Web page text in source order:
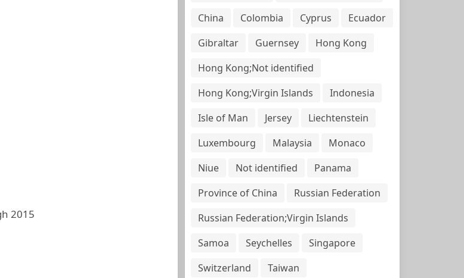
2015
China
Colombia Cyprus
Ecuador
Gibraltar
Guernsey
Hong Kong
Hong Kong;Not identified
Hong Kong;Virgin Islands
Indonesia
Isle of Man
Jersey
Liechtenstein
Luxembourg
Malaysia
Monaco
Niue
Not identified
Panama
Province of China
Russian Federation
Russian Federation;Virgin Islands
Samoa
Seychelles
Singapore
Switzerland
Taiwan